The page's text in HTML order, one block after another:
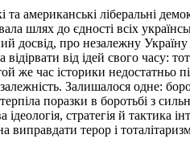
американські ліберальні
шлях до єдності всіх
досвід, про незалежну
від ідей свого часу:
же час історики недостатньо
Залишалося одне:
поразки в боротьбі з
стратегія й тактика
терор і тоталітаризм